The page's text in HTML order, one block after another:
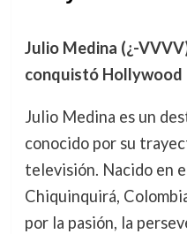
Julio Medina (¿-
conquistó
Julio Medina es un
conocido por su
televisión. Nacido en
Chiquinquirá,
por la pasión, la